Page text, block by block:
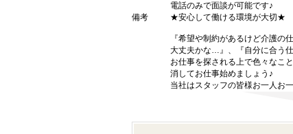
電話のみで面談が可能です♪
備考
★安心して働ける環境が大切★
『希望や制約があるけど介護
大丈夫かな…』、『自分に合う
お仕事を探される上で色々なこ
消してお仕事始めましょう♪
当社はスタッフの皆様お一人お